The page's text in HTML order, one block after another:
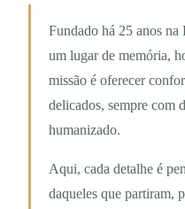
Fundado há 25 anos na
um lugar de memória,
missão é oferecer
delicados, sempre com
humanizado.
Aqui, cada detalhe é
daqueles que partiram,